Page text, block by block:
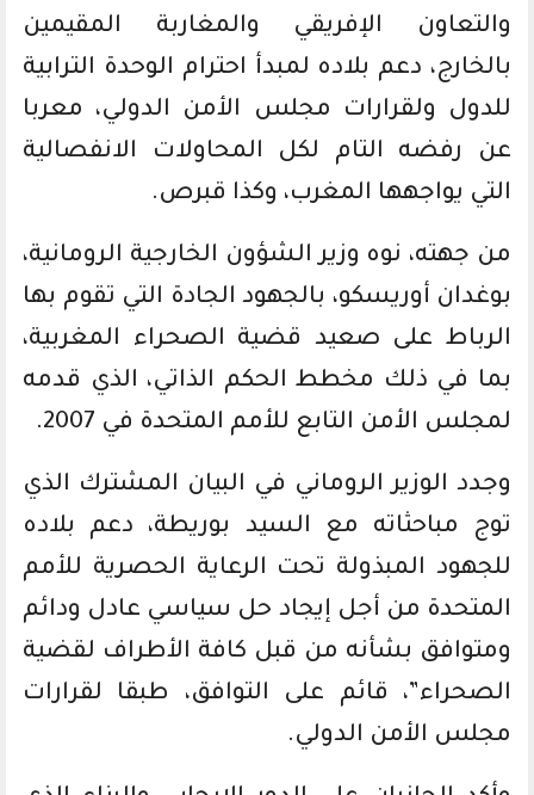
والتعاون الإفريقي والمغاربة المقيمين
بالخارج، دعم بلاده لمبدأ احترام الوحدة الترابية
للدول ولقرارات مجلس الأمن الدولي، معربا
عن رفضه التام لكل المحاولات الانفصالية
التي يواجهها المغرب، وكذا قبرص.
من جهته، نوه وزير الشؤون الخارجية الرومانية،
بوغدان أوريسكو، بالجهود الجادة التي تقوم بها
الرباط على صعيد قضية الصحراء المغربية،
بما في ذلك مخطط الحكم الذاتي، الذي قدمه
لمجلس الأمن التابع للأمم المتحدة في 2007.
وجدد الوزير الروماني في البيان المشترك الذي
توج مباحثاته مع السيد بوريطة، دعم بلاده
للجهود المبذولة تحت الرعاية الحصرية للأمم
المتحدة من أجل إيجاد حل سياسي عادل ودائم
ومتوافق بشأنه من قبل كافة الأطراف لقضية
الصحراء”، قائم على التوافق، طبقا لقرارات
مجلس الأمن الدولي.